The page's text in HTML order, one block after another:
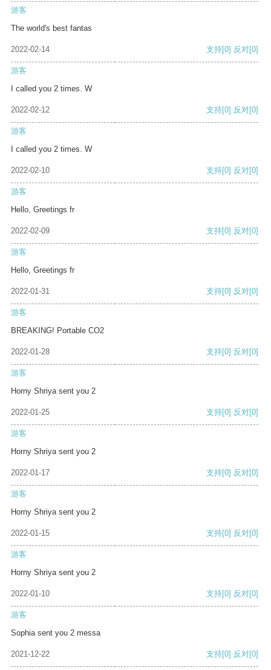
游客
The world's best fantas
2022-02-14 支持[0] 反对[0]
游客
I called you 2 times. W
2022-02-12 支持[0] 反对[0]
游客
I called you 2 times. W
2022-02-10 支持[0] 反对[0]
游客
Hello, Greetings fr
2022-02-09 支持[0] 反对[0]
游客
Hello, Greetings fr
2022-01-31 支持[0] 反对[0]
游客
BREAKING! Portable CO2
2022-01-28 支持[0] 反对[0]
游客
Horny Shriya sent you 2
2022-01-25 支持[0] 反对[0]
游客
Horny Shriya sent you 2
2022-01-17 支持[0] 反对[0]
游客
Horny Shriya sent you 2
2022-01-15 支持[0] 反对[0]
游客
Horny Shriya sent you 2
2022-01-10 支持[0] 反对[0]
游客
Sophia sent you 2 messa
2021-12-22 支持[0] 反对[0]